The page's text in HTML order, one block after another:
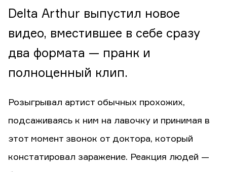
Delta Arthur выпустил новое
видео, вместившее в себе сразу
два формата — пранк и
полноценный клип.
Розыгрывал артист обычных прохожих,
подсаживаясь к ним на лавочку и принимая в
этот момент звонок от доктора, который
констатировал заражение. Реакция людей —